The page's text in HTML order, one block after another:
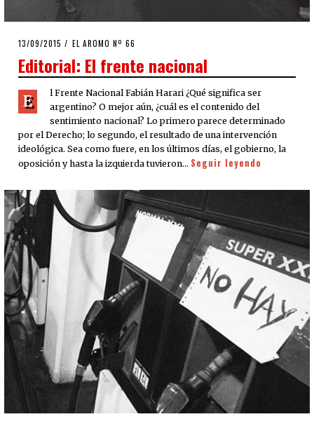
POSTED
13/09/2015 21/09/2015
EL AROMO Nº 66
Editorial: El frente nacional
E
l Frente Nacional Fabián Harari ¿Qué significa ser
argentino? O mejor aún, ¿cuál es el contenido del
sentimiento nacional? Lo primero parece determinado
por el Derecho; lo segundo, el resultado de una intervención
ideológica. Sea como fuere, en los últimos días, el gobierno, la
oposición y hasta la izquierda tuvieron… Seguir leyendo